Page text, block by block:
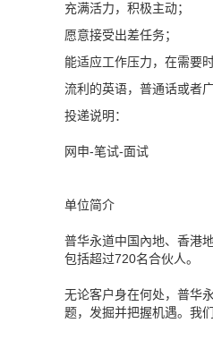
充满活力，积极主动；
愿意接受出差任务；
能适应工作压力，在需要
流利的英语，普通话或者
投递说明：
网申-笔试-面试
单位简介
普华永道中国內地、香港
包括超过720名合伙人。
无论客户身在何处，普华
题，发掘并把握机遇。我